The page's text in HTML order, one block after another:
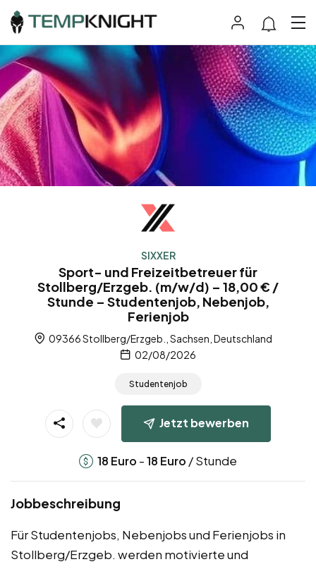
SIXXER
Sport- und Freizeitbetreuer für
Stollberg/Erzgeb. (m/w/d) – 18,00 € /
Stunde – Studentenjob, Nebenjob,
Ferienjob
09366 Stollberg/Erzgeb., Sachsen, Deutschland
02/08/2026
Studentenjob
Jetzt bewerben
18 Euro -18 Euro / Stunde
Jobbeschreibung
Für Studentenjobs, Nebenjobs und Ferienjobs in
Stollberg/Erzgeb. werden motivierte und